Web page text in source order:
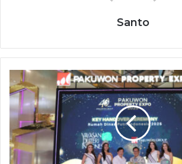
Santo